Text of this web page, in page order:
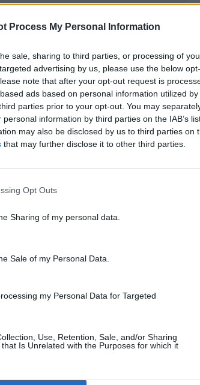
Process My Personal Information
sale, sharing to third parties, or processing of
advertising by us, please use the below
note that after your opt-out request is
ads based on personal information utilized
parties prior to your opt-out. You may
information by third parties on the IAB’s
may also be disclosed by us to third parties on
that may further disclose it to other third parties.
Opt Outs
Sharing of my personal data.
Sale of my Personal Data.
my Personal Data for Targeted
Use, Retention, Sale, and/or Sharing
Is Unrelated with the Purposes for which it